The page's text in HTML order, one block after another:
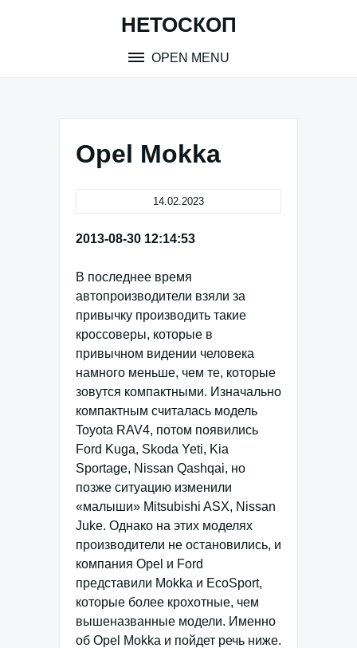
НЕТОСКОП
OPEN MENU
Opel Mokka
14.02.2023
2013-08-30 12:14:53
В последнее время
автопроизводители взяли за
привычку производить такие
кроссоверы, которые в
привычном видении человека
намного меньше, чем те, которые
зовутся компактными. Изначально
компактным считалась модель
Toyota RAV4, потом появились
Ford Kuga, Skoda Yeti, Kia
Sportage, Nissan Qashqai, но
позже ситуацию изменили
«малыши» Mitsubishi ASX, Nissan
Juke. Однако на этих моделях
производители не остановились, и
компания Opel и Ford
представили Mokka и EcoSport,
которые более крохотные, чем
вышеназванные модели. Именно
об Opel Mokka и пойдет речь ниже.